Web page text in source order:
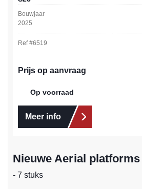
Bouwjaar
2025
Ref #6519
Prijs op aanvraag
Op voorraad
Meer info
Nieuwe Aerial
- 7 stuks